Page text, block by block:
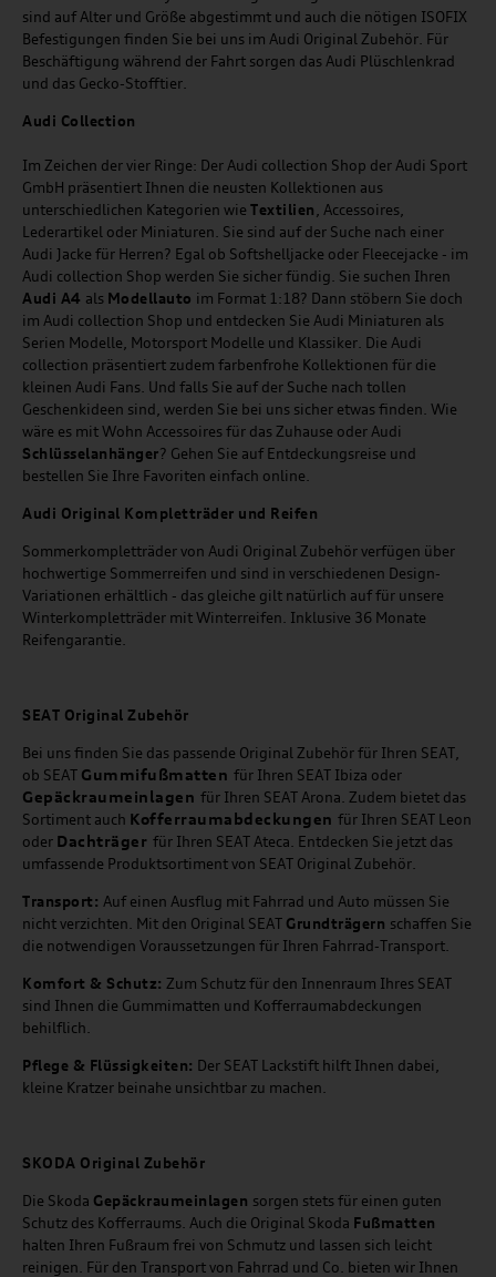
sind auf Alter und Größe abgestimmt und auch die nötigen ISOFIX
Befestigungen finden Sie bei uns im Audi Original Zubehör. Für
Beschäftigung während der Fahrt sorgen das Audi Plüschlenkrad
und das Gecko-Stofftier.
Audi Collection
Im Zeichen der vier Ringe: Der Audi collection Shop der Audi Sport
GmbH präsentiert Ihnen die neusten Kollektionen aus
unterschiedlichen Kategorien wie Textilien , Accessoires,
Lederartikel oder Miniaturen. Sie sind auf der Suche nach einer
Audi Jacke für Herren? Egal ob Softshelljacke oder Fleecejacke - im
Audi collection Shop werden Sie sicher fündig. Sie suchen Ihren
Audi A4 als Modellauto im Format 1:18? Dann stöbern Sie doch
im Audi collection Shop und entdecken Sie Audi Miniaturen als
Serien Modelle, Motorsport Modelle und Klassiker. Die Audi
collection präsentiert zudem farbenfrohe Kollektionen für die
kleinen Audi Fans. Und falls Sie auf der Suche nach tollen
Geschenkideen sind, werden Sie bei uns sicher etwas finden. Wie
wäre es mit Wohn Accessoires für das Zuhause oder Audi
Schlüsselanhänger? Gehen Sie auf Entdeckungsreise und
bestellen Sie Ihre Favoriten einfach online.
Audi Original Kompletträder und Reifen
Sommerkompletträder von Audi Original Zubehör verfügen über
hochwertige Sommerreifen und sind in verschiedenen Design-
Variationen erhältlich - das gleiche gilt natürlich auf für unsere
Winterkompletträder mit Winterreifen. Inklusive 36 Monate
Reifengarantie.
SEAT Original Zubehör
Bei uns finden Sie das passende Original Zubehör für Ihren SEAT,
ob SEAT Gummifußmatten für Ihren SEAT Ibiza oder
Gepäckraumeinlagen für Ihren SEAT Arona. Zudem bietet das
Sortiment auch Kofferraumabdeckungen für Ihren SEAT Leon
oder Dachträger für Ihren SEAT Ateca. Entdecken Sie jetzt das
umfassende Produktsortiment von SEAT Original Zubehör.
Transport: Auf einen Ausflug mit Fahrrad und Auto müssen Sie
nicht verzichten. Mit den Original SEAT Grundträgern schaffen Sie
die notwendigen Voraussetzungen für Ihren Fahrrad-Transport.
Komfort & Schutz: Zum Schutz für den Innenraum Ihres SEAT
sind Ihnen die Gummimatten und Kofferraumabdeckungen
behilflich.
Pflege & Flüssigkeiten: Der SEAT Lackstift hilft Ihnen dabei,
kleine Kratzer beinahe unsichtbar zu machen.
SKODA Original Zubehör
Die Skoda Gepäckraumeinlagen sorgen stets für einen guten
Schutz des Kofferraums. Auch die Original Skoda Fußmatten
halten Ihren Fußraum frei von Schmutz und lassen sich leicht
reinigen. Für den Transport von Fahrrad und Co. bieten wir Ihnen